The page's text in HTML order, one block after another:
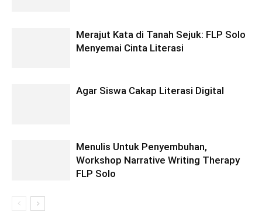
Merajut Kata di Tanah Sejuk: FLP Solo
Menyemai Cinta Literasi
Agar Siswa Cakap Literasi Digital
Menulis Untuk Penyembuhan,
Workshop Narrative Writing Therapy
FLP Solo